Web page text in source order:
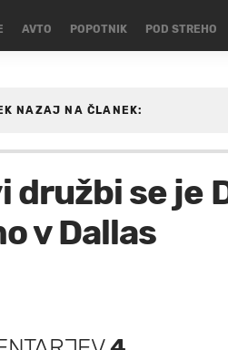
AVTO POPOTNIK POD STREHO
družbi se je
v Dallas
NAZAJ NA ČLANEK: